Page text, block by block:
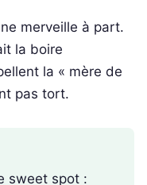
merveille à part.
la boire
la « mère de
pas tort.
sweet spot :